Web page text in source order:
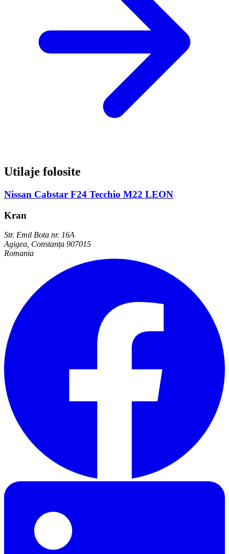
Utilaje folosite
Nissan Cabstar F24 Tecchio M22 LEON
Kran
Str. Emil Bota nr. 16A
Agigea, Constanța 907015
Romania